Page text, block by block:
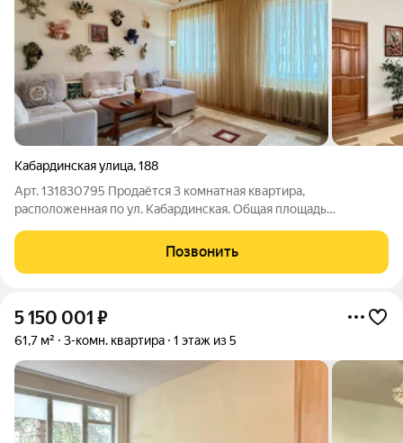
Кабардинская улица,188
Арт. 131830795 Продаётся 3 комнатная квартира,
расположенная по ул. Кабардинская. Общая площадь
детьми. Просторная и светлая квартира с качественным
ремонтом! Большая гостиная! Две изолированные
Позвонить
5 150 001 ₽
61,7 м² 3-комн. квартира 1 этаж из 5